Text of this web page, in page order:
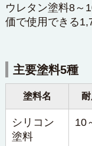
ウレタン塗料8～
価で使用できる
主要塗料5種
塗料名
シリコン
塗料
10